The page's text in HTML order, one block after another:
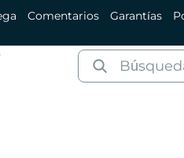
Comentarios Garantías